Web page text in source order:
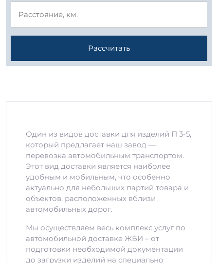
Рассчитать
Один из видов доставки для изделий П 3-5,
который предлагает наш завод —
перевозка автомобильным транспортом.
Этот вид доставки является наиболее
удобным и мобильным, что особенно
актуально для небольших партий товара и
объектов, расположенных вблизи
автомобильных дорог.
Мы осуществляем весь комплекс услуг по
автомобильной доставке ЖБИ – от
подготовки необходимой документации
до загрузки изделий на специально